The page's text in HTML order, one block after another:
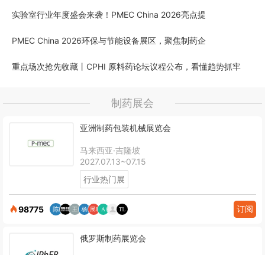
实验室行业年度盛会来袭！PMEC China 2026亮点提
PMEC China 2026环保与节能设备展区，聚焦制药企
重点场次抢先收藏丨CPHI 原料药论坛议程公布，看懂趋势抓牢
制药展会
亚洲制药包装机械展览会
马来西亚·吉隆坡
2027.07.13~07.15
行业热门展
98775 订阅
俄罗斯制药展览会